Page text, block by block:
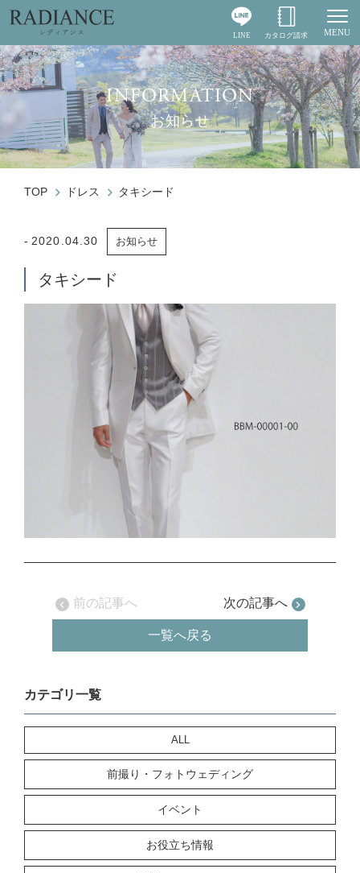
MENU
LINE カタログ請求
INFORMATION
お知らせ
TOP ドレス タキシード
2020.04.30 お知らせ
タキシード
前の記事へ 次の記事へ
一覧へ戻る
カテゴリ一覧
ALL
前撮り・フォトウェディング
イベント
お役立ち情報